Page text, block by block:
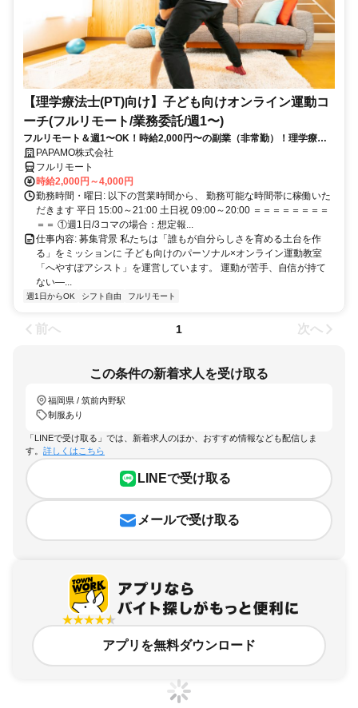
【理学療法士(PT)向け】子ども向けオンライン運動コ
ーチ(フルリモート/業務委託/週1〜)
フルリモート＆週1〜OK！時給2,000円〜の副業（非常勤）！理学療法
士として培ってきた経験を活かしながら、スキマ時間で子どもを支援で
きるお仕事です◎
PAPAMO株式会社
フルリモート
時給2,000円～4,000円
勤務時間・曜日: 以下の営業時間から、 勤務可能な時間帯に稼働いた
だきます 平日 15:00～21:00 土日祝 09:00～20:00 ＝＝＝＝＝＝＝＝
＝＝ ①週1日/3コマの場合：想定報...
仕事内容: 募集背景 私たちは「誰もが自分らしさを育める土台を作
る」をミッションに 子ども向けのパーソナル×オンライン運動教室
「へやすぽアシスト」を運営しています。 運動が苦手、自信が持て
ない—...
週1日からOK シフト自由 フルリモート
前へ 1 次へ
この条件の新着求人を受け取る
福岡県 / 筑前内野駅
制服あり
「LINEで受け取る」では、新着求人のほか、おすすめ情報なども配信しま
す。 詳しくはこちら
LINEで受け取る
メールで受け取る
アプリを無料ダウンロード